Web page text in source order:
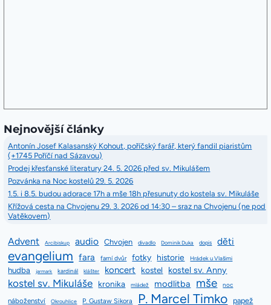
Nejnovější články
Antonín Josef Kalasanský Kohout, poříčský farář, který fandil piaristům
(+1745 Poříčí nad Sázavou)
Prodej křesťanské literatury 24. 5. 2026 před sv. Mikulášem
Pozvánka na Noc kostelů 29. 5. 2026
1.5. i 8.5. budou adorace 17h a mše 18h přesunuty do kostela sv. Mikuláše
Křížová cesta na Chvojenu 29. 3. 2026 od 14:30 – sraz na Chvojenu (ne pod
Vatěkovem)
Advent Arcibiskup audio Chvojen divadlo Dominik Duka dopis děti
evangelium fara farní dvůr fotky historie Hrádek u Vlašimi
hudba jarmark kardinál klášter koncert kostel kostel sv. Anny
kostel sv. Mikuláše kronika mládež modlitba mše noc
náboženství Okrouhlice P. Gustaw Sikora P. Marcel Timko
papež